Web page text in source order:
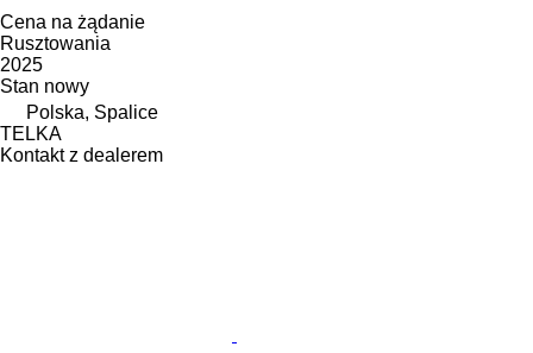
Cena na żądanie
Rusztowania
2025
Stan nowy
Polska, Spalice
TELKA
Kontakt z dealerem